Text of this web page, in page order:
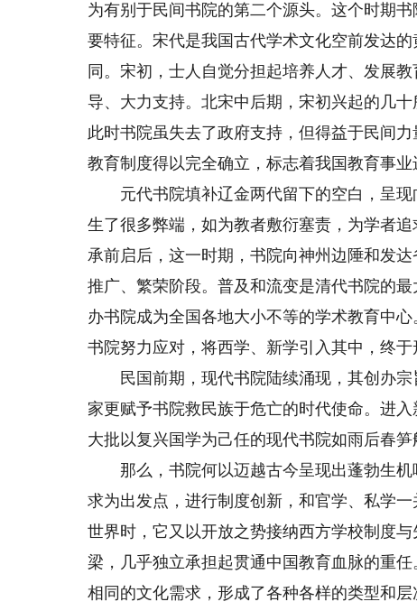
为有别于民间书院的第二个源头。这个时期
要特征。宋代是我国古代学术文化空前发达
同。宋初，士人自觉分担起培养人才、发展
导、大力支持。北宋中后期，宋初兴起的几
此时书院虽失去了政府支持，但得益于民间
教育制度得以完全确立，标志着我国教育事
元代书院填补辽金两代留下的空白，呈现
生了很多弊端，如为教者敷衍塞责，为学者
承前启后，这一时期，书院向神州边陲和发
推广、繁荣阶段。普及和流变是清代书院的
办书院成为全国各地大小不等的学术教育中
书院努力应对，将西学、新学引入其中，终于
民国前期，现代书院陆续涌现，其创办宗
家更赋予书院救民族于危亡的时代使命。进
大批以复兴国学为己任的现代书院如雨后春笋
那么，书院何以迈越古今呈现出蓬勃生机
求为出发点，进行制度创新，和官学、私学
世界时，它又以开放之势接纳西方学校制度
梁，几乎独立承担起贯通中国教育血脉的重
相同的文化需求，形成了各种各样的类型和